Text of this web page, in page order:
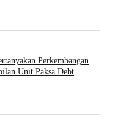
Perkembangan
Unit Paksa Debt